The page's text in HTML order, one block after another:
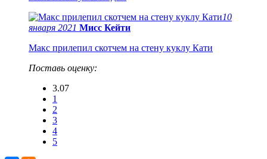
10
января 2021 Мисс Кейти
Макс прилепил скотчем на стену куклу Кати
Поставь оценку:
3.07
1
2
3
4
5